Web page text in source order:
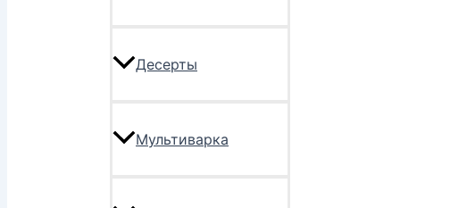
Десерты
Мультиварка